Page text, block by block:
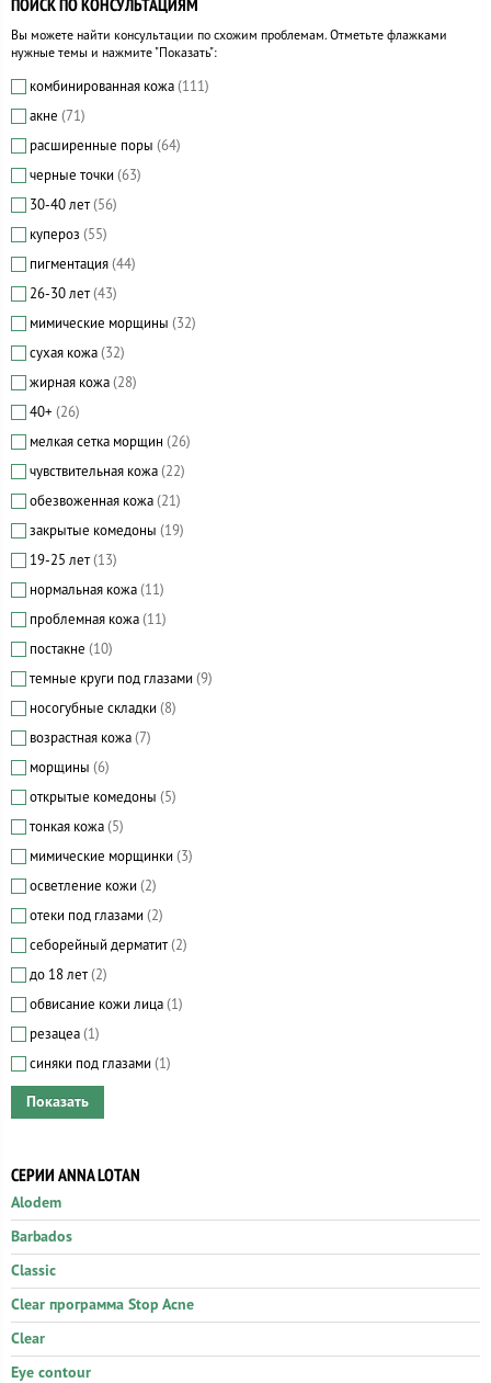
ПОИСК ПО КОНСУЛЬТАЦИЯМ
Вы можете найти консультации по схожим проблемам. Отметьте флажками
нужные темы и нажмите "Показать":
комбинированная кожа (111)
акне (71)
расширенные поры (64)
черные точки (63)
30-40 лет(56)
купероз (55)
пигментация (44)
26-30 лет(43)
мимические морщины (32)
сухая кожа (32)
жирная кожа (28)
40+ (26)
мелкая сетка морщин (26)
чувствительная кожа (22)
обезвоженная кожа (21)
закрытые комедоны (19)
19-25 лет(13)
нормальная кожа (11)
проблемная кожа (11)
постакне (10)
темные круги под глазами (9)
носогубные складки (8)
возрастная кожа (7)
морщины (6)
открытые комедоны (5)
тонкая кожа (5)
мимические морщинки (3)
осветление кожи (2)
отеки под глазами (2)
себорейный дерматит(2)
до 18 лет(2)
обвисание кожи лица (1)
резацеа (1)
синяки под глазами (1)
СЕРИИ ANNA LOTAN
Alodem
Barbados
Classic
Clear программа Stop Acne
Clear
Eye contour